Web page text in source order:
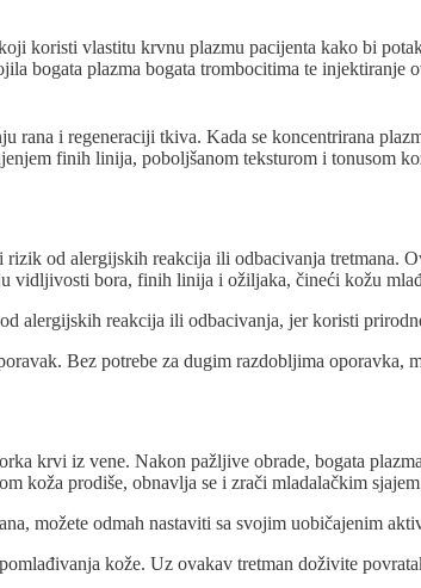
koristi vlastitu krvnu plazmu pacijenta kako bi
bogata plazma bogata trombocitima te injektiranje
i regeneraciji tkiva. Kada se koncentrirana
finih linija, poboljšanom teksturom i tonusom
od alergijskih reakcija ili odbacivanja tretmana.
vidljivosti bora, finih linija i ožiljaka, čineći kožu
alergijskih reakcija ili odbacivanja, jer koristi
Bez potrebe za dugim razdobljima
krvi iz vene. Nakon pažljive obrade, bogata
koža prodiše, obnavlja se i zrači mladalačkim
možete odmah nastaviti sa svojim uobičajenim
kože. Uz ovakav tretman doživite